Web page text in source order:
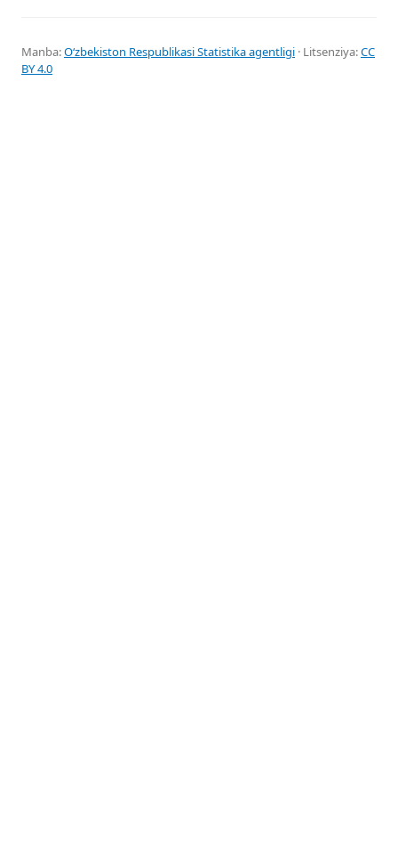
Manba:Oʻzbekiston Respublikasi Statistika agentligi · Litsenziya:CC
BY 4.0